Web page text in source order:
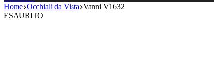
Home Occhiali da Vista Vanni V1632
ESAURITO